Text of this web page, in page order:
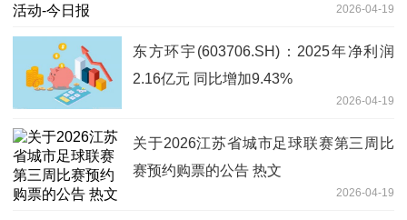
2026-04-19
东方环宇(603706.SH)：2025年净利润
2.16亿元 同比增加9.43%
2026-04-19
关于2026江苏省城市足球联赛第三周比
赛预约购票的公告 热文
2026-04-19